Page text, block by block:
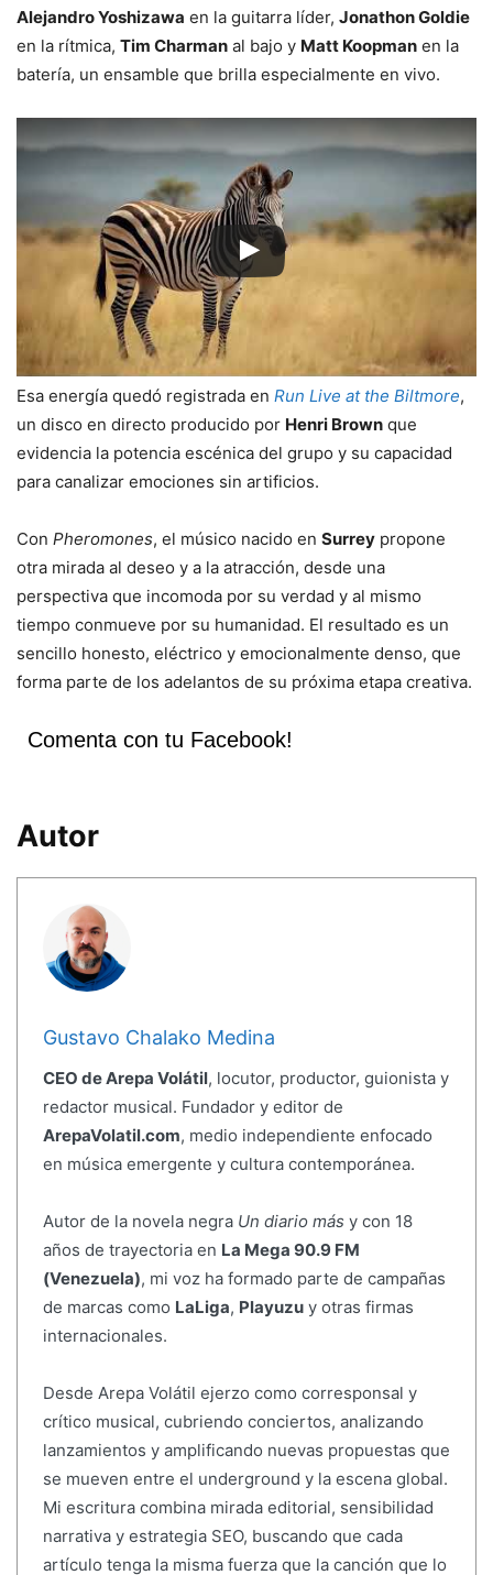
Alejandro Yoshizawa en la guitarra líder, Jonathon Goldie
en la rítmica, Tim Charman al bajo y Matt Koopman en la
batería, un ensamble que brilla especialmente en vivo.
Esa energía quedó registrada en Run Live at the Biltmore,
un disco en directo producido por Henri Brown que
evidencia la potencia escénica del grupo y su capacidad
para canalizar emociones sin artificios.
Con Pheromones, el músico nacido en Surrey propone
otra mirada al deseo y a la atracción, desde una
perspectiva que incomoda por su verdad y al mismo
tiempo conmueve por su humanidad. El resultado es un
sencillo honesto, eléctrico y emocionalmente denso, que
forma parte de los adelantos de su próxima etapa creativa.
Comenta con tu Facebook!
Autor
Gustavo Chalako Medina
CEO de Arepa Volátil, locutor, productor, guionista y
redactor musical. Fundador y editor de
ArepaVolatil.com, medio independiente enfocado
en música emergente y cultura contemporánea.
Autor de la novela negra Un diario más y con 18
años de trayectoria en La Mega 90.9 FM
(Venezuela), mi voz ha formado parte de campañas
de marcas como LaLiga, Playuzuy otras firmas
internacionales.
Desde Arepa Volátil ejerzo como corresponsal y
crítico musical, cubriendo conciertos, analizando
lanzamientos y amplificando nuevas propuestas que
se mueven entre el underground y la escena global.
Mi escritura combina mirada editorial, sensibilidad
narrativa y estrategia SEO, buscando que cada
artículo tenga la misma fuerza que la canción que lo